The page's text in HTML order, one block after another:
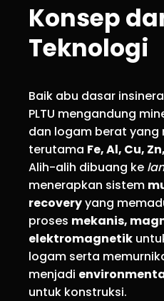
Konsep
Teknologi
Baik abu dasar
PLTU mengandung
dan logam berat
terutama Fe, Al, Cu,
Alih-alih dibuang ke
menerapkan sistem
recoveryyang
proses mekanis,
elektromagnetik
logam serta
menjadi
untuk konstruksi.